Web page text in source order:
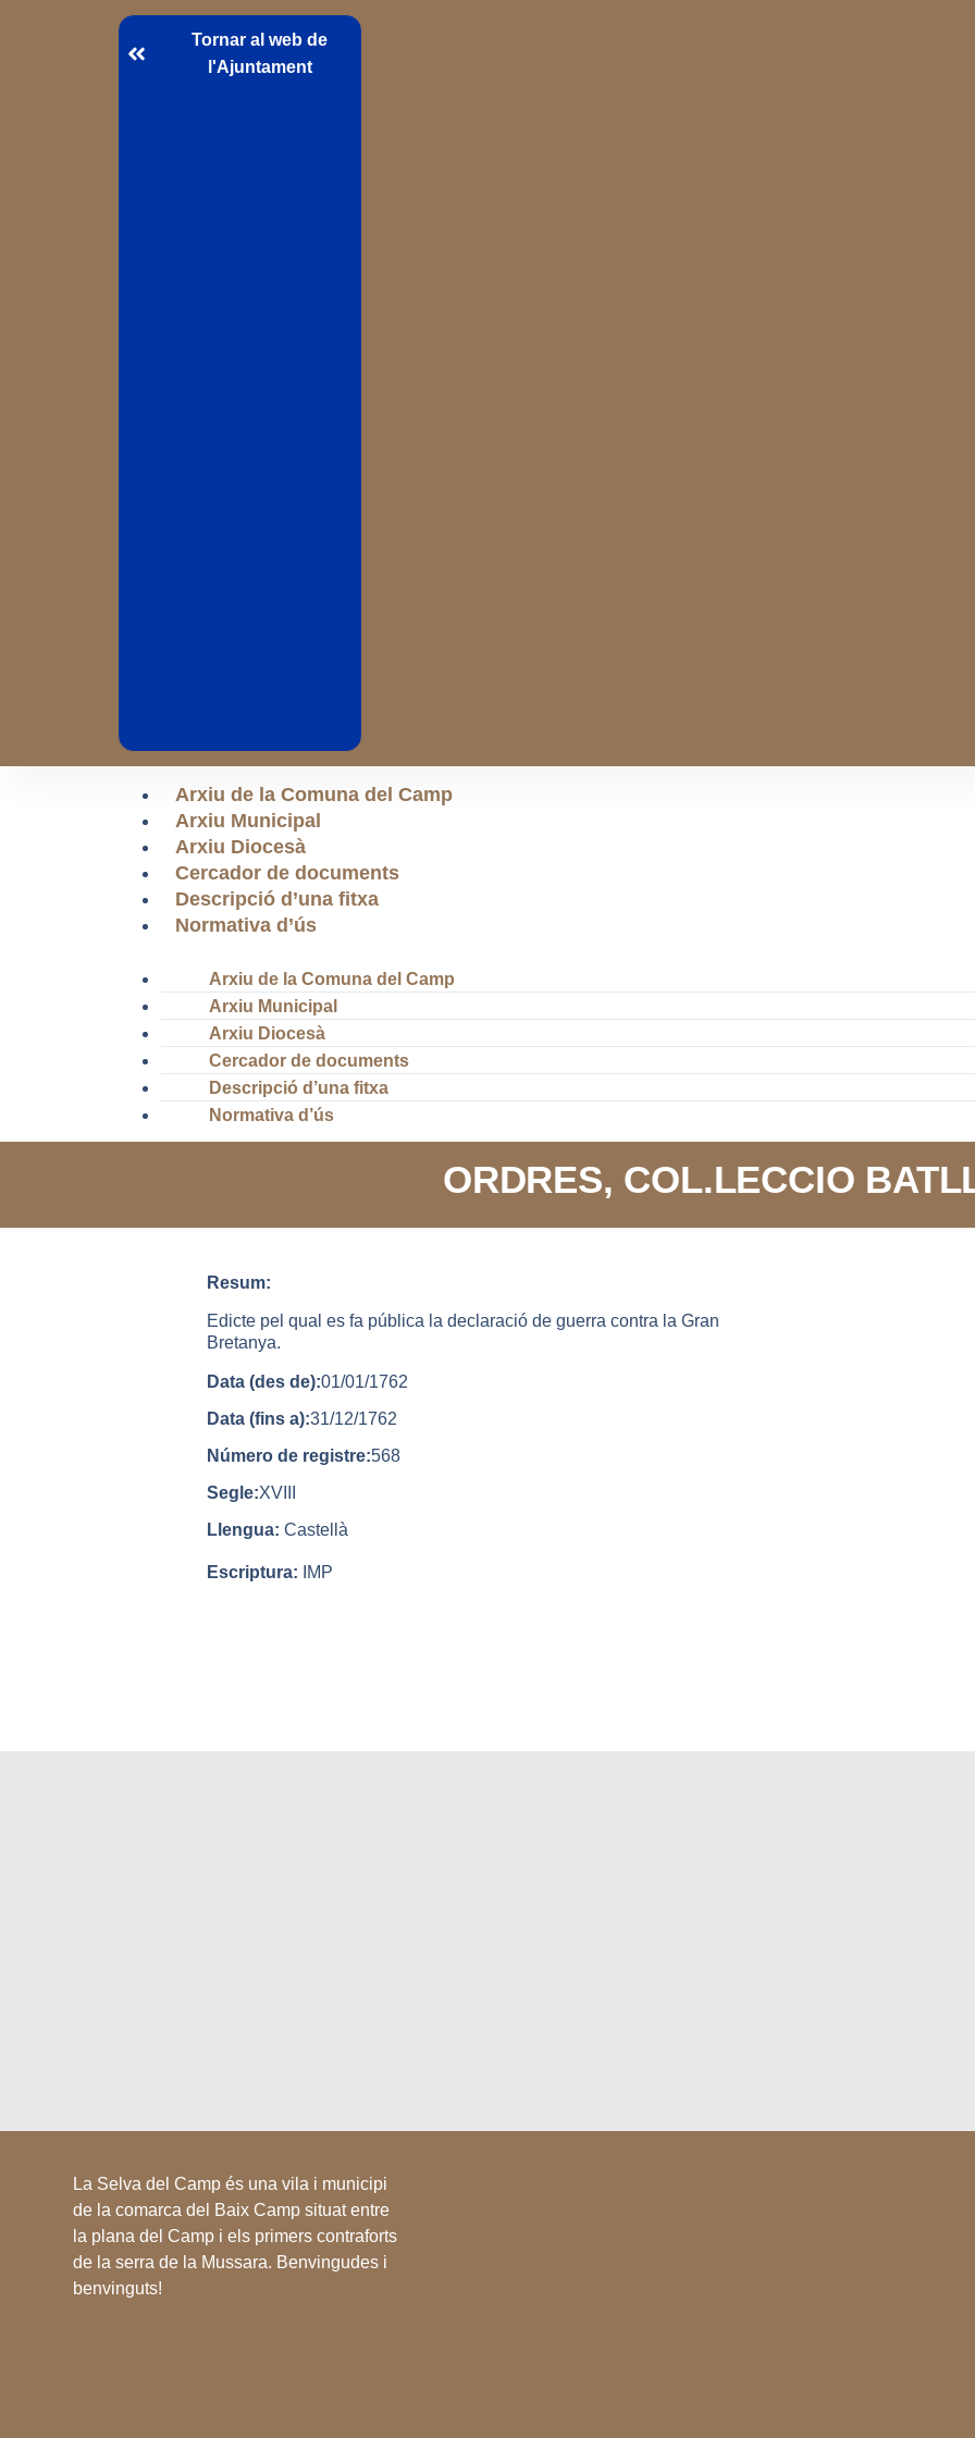
Tornar al web de
l'Ajuntament
Arxiu de la Comuna del Camp
Arxiu Municipal
Arxiu Diocesà
Cercador de documents
Descripció d’una fitxa
Normativa d’ús
Arxiu de la Comuna del Camp
Arxiu Municipal
Arxiu Diocesà
Cercador de documents
Descripció d’una fitxa
Normativa d’ús
ORDRES, COL.LECCIO
Resum:
Edicte pel qual es fa pública la declaració de guerra contra la Gran
Bretanya.
Data (des de):01/01/1762
Data (fins a):31/12/1762
Número de registre:568
Segle:XVIII
Llengua: Castellà
Escriptura: IMP
La Selva del Camp és una vila i municipi
de la comarca del Baix Camp situat entre
la plana del Camp i els primers contraforts
de la serra de la Mussara. Benvingudes i
benvinguts!